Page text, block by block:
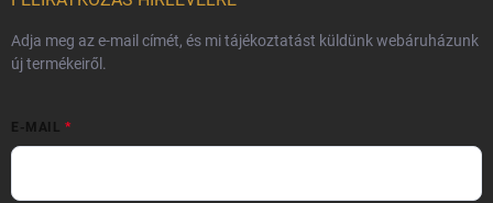
Adja meg az e-mail címét, és mi tájékoztatást küldünk webáruházunk
új termékeiről.
E-MAIL